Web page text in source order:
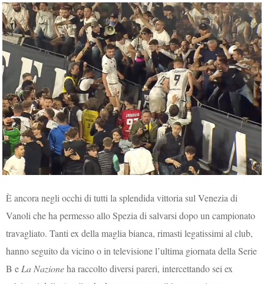
È ancora negli occhi di tutti la splendida vittoria sul Venezia di
Vanoli che ha permesso allo Spezia di salvarsi dopo un campionato
travagliato. Tanti ex della maglia bianca, rimasti legatissimi al club,
hanno seguito da vicino o in televisione l’ultima giornata della Serie
B eLa Nazioneha raccolto diversi pareri, intercettando sei ex